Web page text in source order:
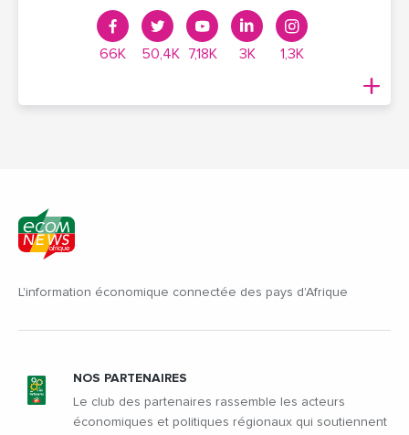
66K 50,4K 7,18K 3K 1,3K
L'information économique connectée des pays d'Afrique
NOS PARTENAIRES
Le club des partenaires rassemble les acteurs
économiques et politiques régionaux qui soutiennent